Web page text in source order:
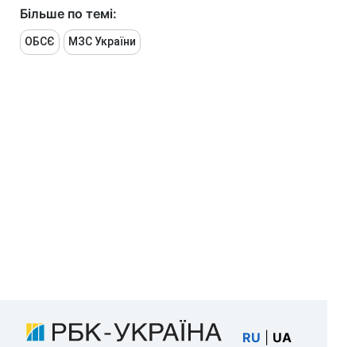
Більше по темі:
ОБСЄ МЗС України
RU UA